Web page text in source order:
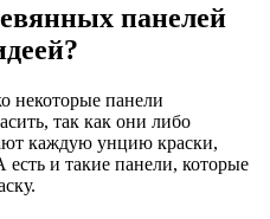
панелей
некоторые панели
так как они либо
каждую унцию краски,
и такие панели, которые